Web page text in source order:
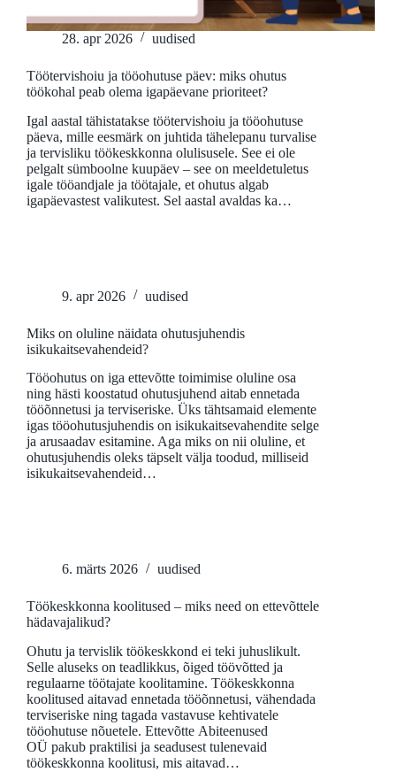
28. apr 2026 uudised
Töötervishoiu ja tööohutuse päev: miks ohutus
töökohal peab olema igapäevane prioriteet?
Igal aastal tähistatakse töötervishoiu ja tööohutuse
päeva, mille eesmärk on juhtida tähelepanu turvalise
ja tervisliku töökeskkonna olulisusele. See ei ole
pelgalt sümboolne kuupäev – see on meeldetuletus
igale tööandjale ja töötajale, et ohutus algab
igapäevastest valikutest. Sel aastal avaldas ka…
9. apr 2026 uudised
Miks on oluline näidata ohutusjuhendis
isikukaitsevahendeid?
Tööohutus on iga ettevõtte toimimise oluline osa
ning hästi koostatud ohutusjuhend aitab ennetada
tööõnnetusi ja terviseriske. Üks tähtsamaid elemente
igas tööohutusjuhendis on isikukaitsevahendite selge
ja arusaadav esitamine. Aga miks on nii oluline, et
ohutusjuhendis oleks täpselt välja toodud, milliseid
isikukaitsevahendeid…
6. märts 2026 uudised
Töökeskkonna koolitused – miks need on ettevõttele
hädavajalikud?
Ohutu ja tervislik töökeskkond ei teki juhuslikult.
Selle aluseks on teadlikkus, õiged töövõtted ja
regulaarne töötajate koolitamine. Töökeskkonna
koolitused aitavad ennetada tööõnnetusi, vähendada
terviseriske ning tagada vastavuse kehtivatele
tööohutuse nõuetele. Ettevõtte Abiteenused
OÜ pakub praktilisi ja seadusest tulenevaid
töökeskkonna koolitusi, mis aitavad…